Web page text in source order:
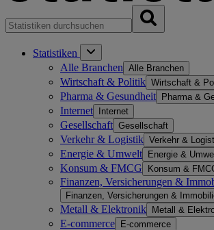
Statistiken
Alle Branchen Alle Branchen
Wirtschaft & Politik Wirtschaft &
Pharma & Gesundheit Pharma &
Internet Internet
Gesellschaft Gesellschaft
Verkehr & Logistik Verkehr &
Energie & Umwelt Energie &
Konsum & FMCG Konsum &
Finanzen, Versicherungen &
Finanzen, Versicherungen &
Metall & Elektronik Metall &
E-commerce E-commerce